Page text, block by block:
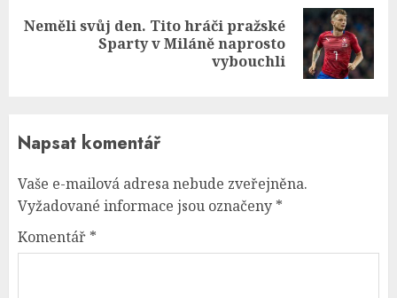
Next
Neměli svůj den. Tito hráči pražské
Sparty v Miláně naprosto
vybouchli
Napsat komentář
Vaše e-mailová adresa nebude zveřejněna.
Vyžadované informace jsou označeny *
Komentář *